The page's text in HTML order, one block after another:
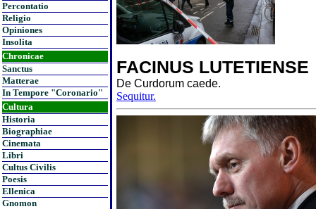
Percontatio
Religio
Opiniones
Insolita
Chronicae
Sanctus
Matterae
In Tempore "Coronario"
Cultura
Historia
Biographiae
Cinemata
Libri
Cultus Civilis
Poesis
Ellenica
Gnomon
FACINUS LUTETIENSE
De Curdorum caede.
Sequitur.